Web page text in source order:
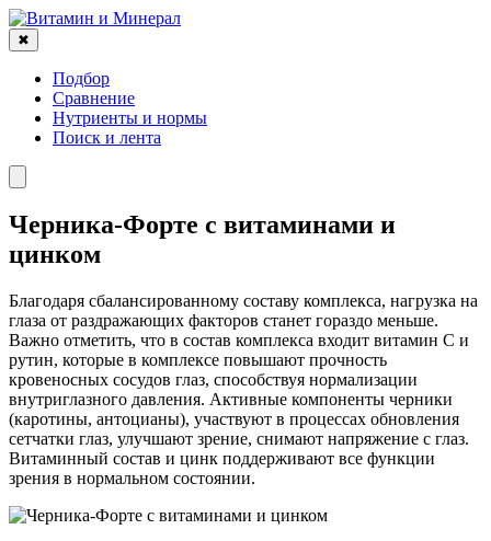
✖
Подбор
Сравнение
Нутриенты и нормы
Поиск и лента
Черника-Форте с витаминами и
цинком
Благодаря сбалансированному составу комплекса, нагрузка на
глаза от раздражающих факторов станет гораздо меньше.
Важно отметить, что в состав комплекса входит витамин C и
рутин, которые в комплексе повышают прочность
кровеносных сосудов глаз, способствуя нормализации
внутриглазного давления. Активные компоненты черники
(каротины, антоцианы), участвуют в процессах обновления
сетчатки глаз, улучшают зрение, снимают напряжение с глаз.
Витаминный состав и цинк поддерживают все функции
зрения в нормальном состоянии.